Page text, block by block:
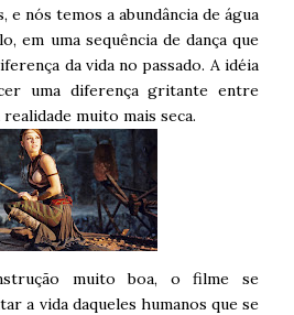
e nós temos a abundância de água
em uma sequência de dança que
da vida no passado. A idéia
uma diferença gritante entre
realidade muito mais seca.
muito boa, o filme se
a vida daqueles humanos que se